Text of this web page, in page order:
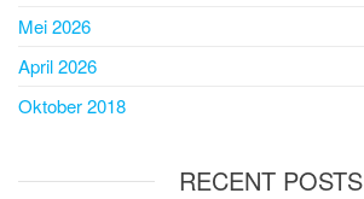
Mei 2026
April 2026
Oktober 2018
RECENT POSTS